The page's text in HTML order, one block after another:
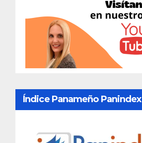
Índice Panameño Panindex